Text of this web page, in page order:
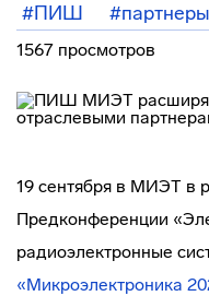
#ПИШ #партнеры
1567 просмотров
19 сентября в МИЭТ в
Предконференции
радиоэлектронные
«Микроэлектроника